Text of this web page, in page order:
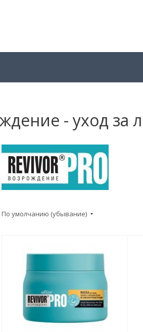
- уход
По умолчанию (убывание)